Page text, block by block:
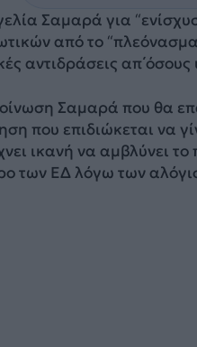
Σαμαρά για
από το
αντιδράσεις
Σαμαρά που θα
που επιδιώκεται να
ικανή να αμβλύνει
των ΕΔ λόγω των